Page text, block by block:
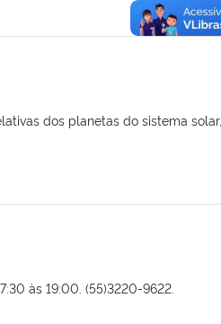
dos planetas do sistema solar,
às 19:00. (55)3220-9622.